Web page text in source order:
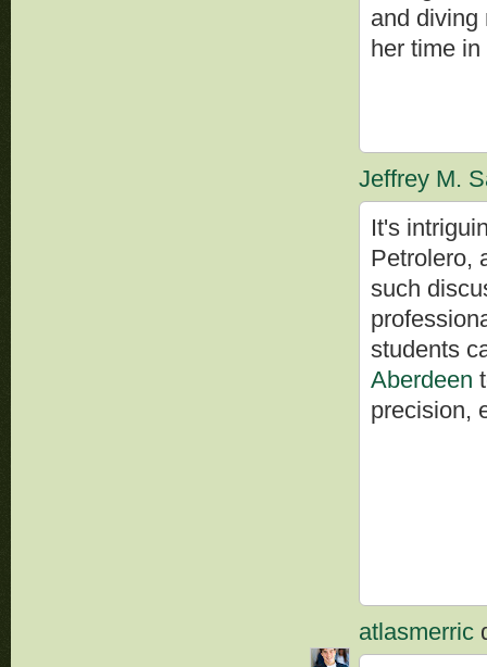
and diving
her time
Jeffrey M.
It's
Petrolero,
such
students
Aberdeen
precision,
atlasmerric